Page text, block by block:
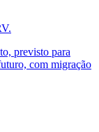
previsto para
com migração